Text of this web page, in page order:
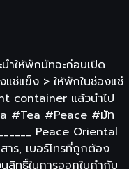
ำให้พักมัทฉะก่อนเปิด
ช่แข็ง > ให้พักในช่องแช่
container แล้วนำไป
#Tea #Peace #มัท
Peace Oriental
ร, เบอร์โทรที่ถูกต้อง
สิทธิ์ในการออกใบกำกับ